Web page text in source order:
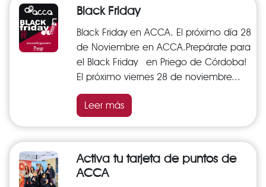
Black Friday
Black Friday en ACCA. El próximo día 28
de Noviembre en ACCA.Prepárate para
el Black Friday en Priego de Córdoba!
El próximo viernes 28 de noviembre...
Leer más
Activa tu tarjeta de puntos de
ACCA